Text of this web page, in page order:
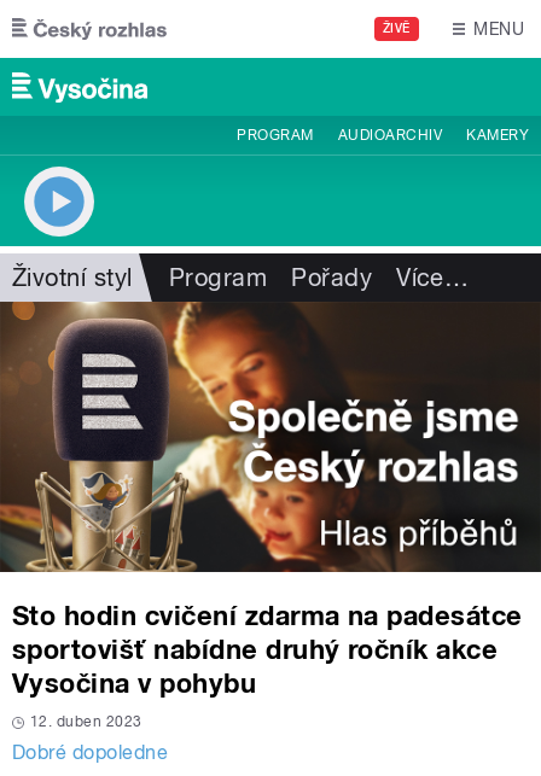
Přejít k hlavnímu obsahu
ŽIVĚ MENU
PROGRAM AUDIOARCHIV KAMERY
Životní styl Program Pořady Více…
Sto hodin cvičení zdarma na padesátce
sportovišť nabídne druhý ročník akce
Vysočina v pohybu
12. duben 2023
Dobré dopoledne